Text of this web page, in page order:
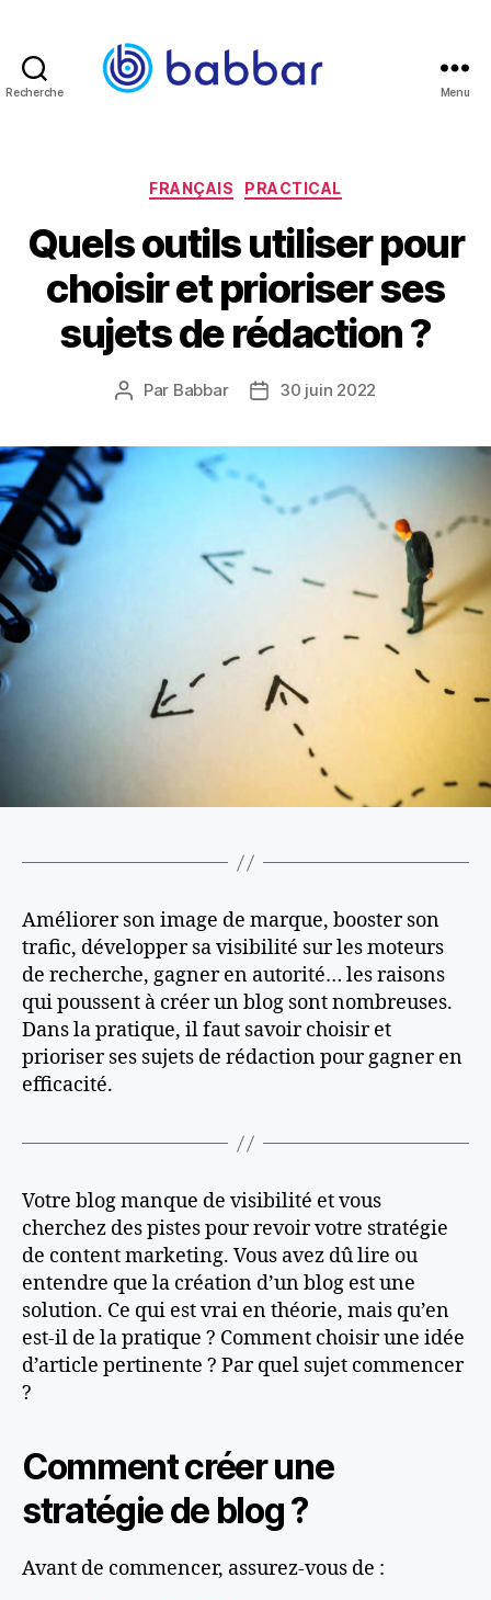
Recherche Menu
Catégories
FRANÇAIS PRACTICAL
Quels outils utiliser pour
choisir et prioriser ses
sujets de rédaction ?
Auteur
Par Babbar
Date30 juin 2022
Améliorer son image de marque, booster son
trafic, développer sa visibilité sur les moteurs
de recherche, gagner en autorité… les raisons
qui poussent à créer un blog sont nombreuses.
Dans la pratique, il faut savoir choisir et
prioriser ses sujets de rédaction pour gagner en
efficacité.
Votre blog manque de visibilité et vous
cherchez des pistes pour revoir votre stratégie
de content marketing. Vous avez dû lire ou
entendre que la création d’un blog est une
solution. Ce qui est vrai en théorie, mais qu’en
est-il de la pratique ? Comment choisir une idée
d’article pertinente ? Par quel sujet commencer
?
Comment créer une
stratégie de blog ?
Avant de commencer, assurez-vous de :